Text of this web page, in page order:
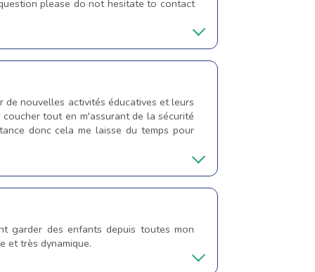
please do not hesitate to contact
de nouvelles activités éducatives et leurs
tout en m'assurant de la sécurité
donc cela me laisse du temps pour
garder des enfants depuis toutes mon
et très dynamique.